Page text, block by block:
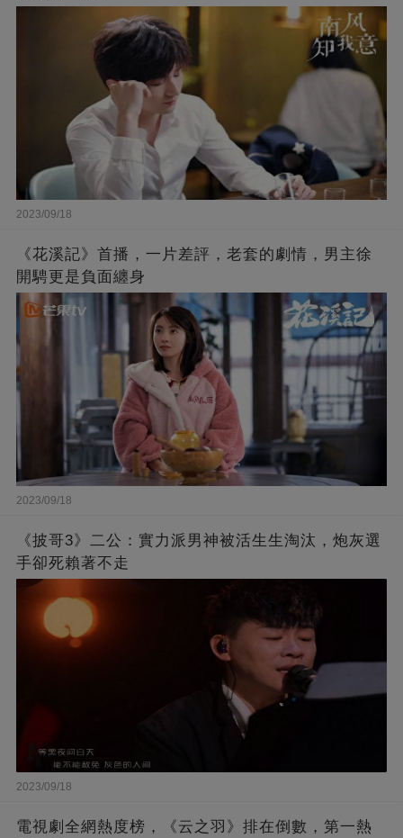
2023/09/18
《花溪記》首播，一片差評，老套的劇情，男主徐
開騁更是負面纏身
2023/09/18
《披哥3》二公：實力派男神被活生生淘汰，炮灰選
手卻死賴著不走
2023/09/18
電視劇全網熱度榜，《云之羽》排在倒數，第一熱